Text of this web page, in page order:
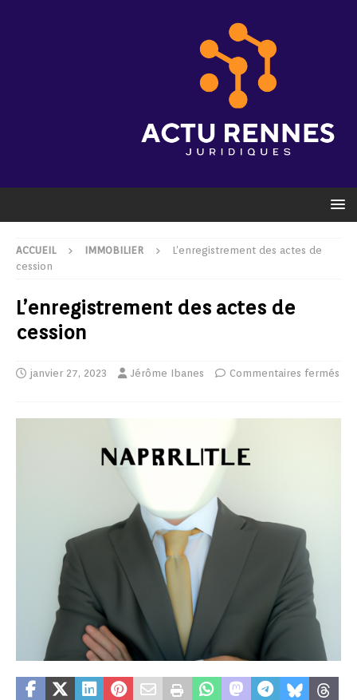
ACCUEIL IMMOBILIER
L’enregistrement des actes de
cession
L’enregistrement des actes de
cession
janvier 27, 2023 Jérôme Ibanes Commentaires fermés